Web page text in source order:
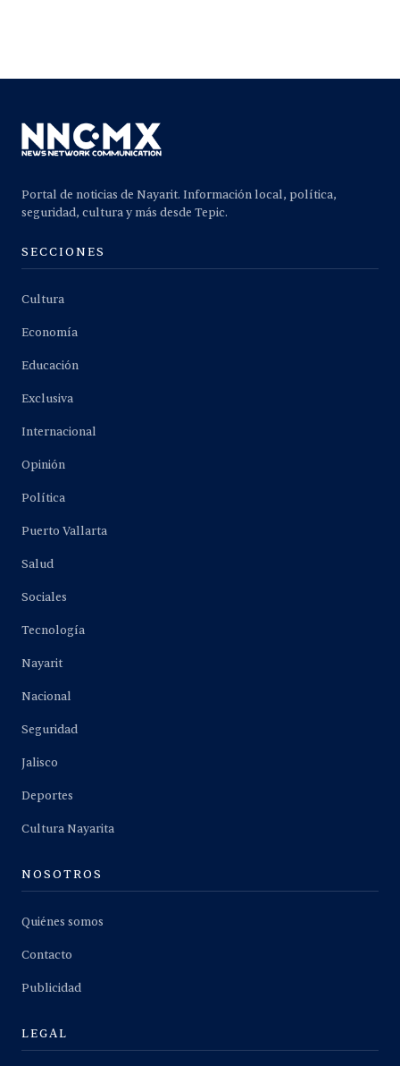
Portal de noticias de Nayarit. Información local, política,
seguridad, cultura y más desde Tepic.
SECCIONES
Cultura
Economía
Educación
Exclusiva
Internacional
Opinión
Política
Puerto Vallarta
Salud
Sociales
Tecnología
Nayarit
Nacional
Seguridad
Jalisco
Deportes
Cultura Nayarita
NOSOTROS
Quiénes somos
Contacto
Publicidad
LEGAL